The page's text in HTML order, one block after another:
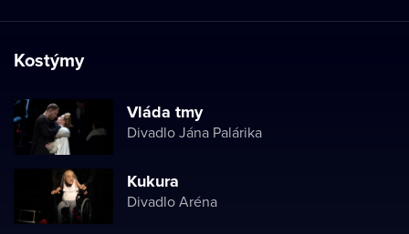
Kostýmy
Vláda tmy
Divadlo Jána Palárika
Kukura
Divadlo Aréna